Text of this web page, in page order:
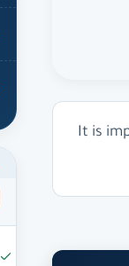
It is